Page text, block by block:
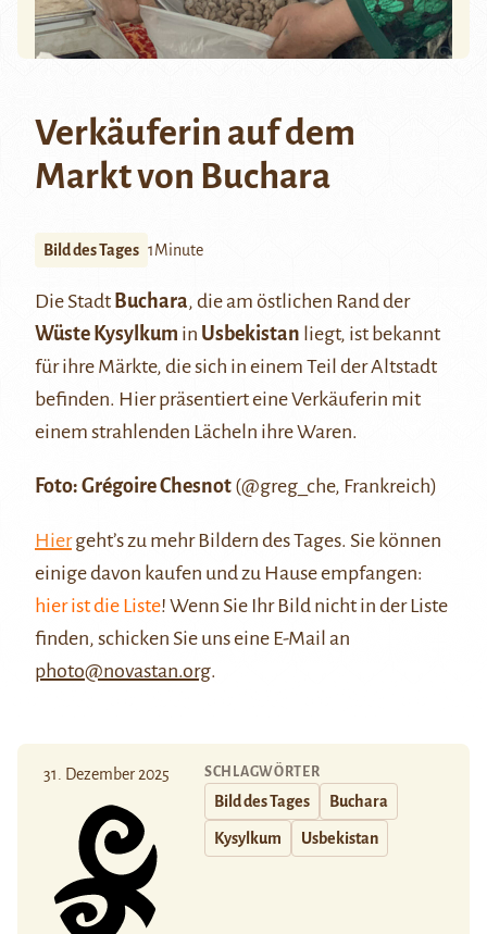
Verkäuferin auf dem
Markt von Buchara
Bild des Tages 1Minute
Die Stadt Buchara, die am östlichen Rand der
Wüste Kysylkum in Usbekistan liegt, ist bekannt
für ihre Märkte, die sich in einem Teil der Altstadt
befinden. Hier präsentiert eine Verkäuferin mit
einem strahlenden Lächeln ihre Waren.
Foto: Grégoire Chesnot (@greg_che, Frankreich)
Hiergeht’s zu mehr Bildern des Tages. Sie können
einige davon kaufen und zu Hause empfangen:
hier ist die Liste! Wenn Sie Ihr Bild nicht in der Liste
finden, schicken Sie uns eine E-Mail an
photo@novastan.org.
31. Dezember 2025 SCHLAGWÖRTER
Bild des Tages Buchara
Kysylkum Usbekistan